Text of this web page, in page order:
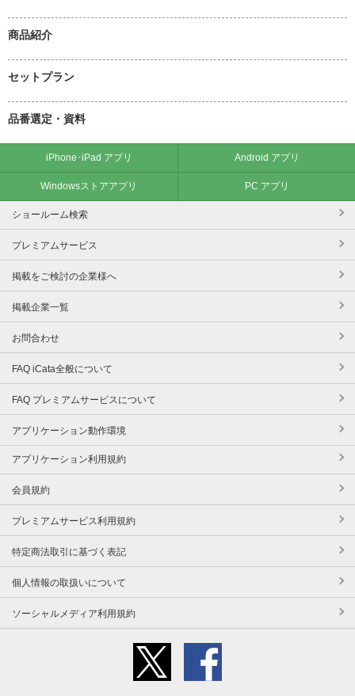
商品紹介
セットプラン
品番選定・資料
iPhone･iPad アプリ Android アプリ
Windowsストアアプリ PC アプリ
ショールーム検索
プレミアムサービス
掲載をご検討の企業様へ
掲載企業一覧
お問合わせ
FAQ iCata全般について
FAQ プレミアムサービスについて
アプリケーション動作環境
アプリケーション利用規約
会員規約
プレミアムサービス利用規約
特定商法取引に基づく表記
個人情報の取扱いについて
ソーシャルメディア利用規約